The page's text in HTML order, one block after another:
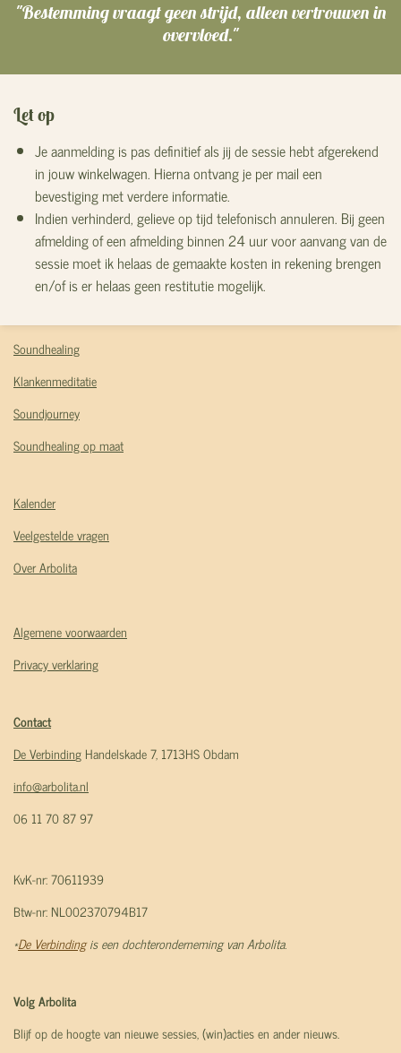
"Bestemming vraagt geen strijd, alleen vertrouwen in
overvloed."
Let op
Je aanmelding is pas definitief als jij de sessie hebt afgerekend
in jouw winkelwagen. Hierna ontvang je per mail een
bevestiging met verdere informatie.
Indien verhinderd, gelieve op tijd telefonisch annuleren. Bij geen
afmelding of een afmelding binnen 24 uur voor aanvang van de
sessie moet ik helaas de gemaakte kosten in rekening brengen
en/of is er helaas geen restitutie mogelijk.
Soundhealing
Klankenmeditatie
Soundjourney
Soundhealing op maat
Kalender
Veelgestelde vragen
Over Arbolita
Algemene voorwaarden
Privacy verklaring
Contact
De Verbinding Handelskade 7, 1713HS Obdam
info@arbolita.nl
06 11 70 87 97
KvK-nr: 70611939
Btw-nr: NL002370794B17
*De Verbindingis een dochteronderneming van Arbolita.
Volg Arbolita
Blijf op de hoogte van nieuwe sessies, (win)acties en ander nieuws.